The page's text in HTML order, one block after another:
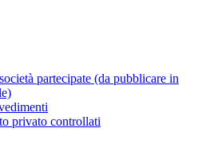
partecipate (da pubblicare in
privato controllati